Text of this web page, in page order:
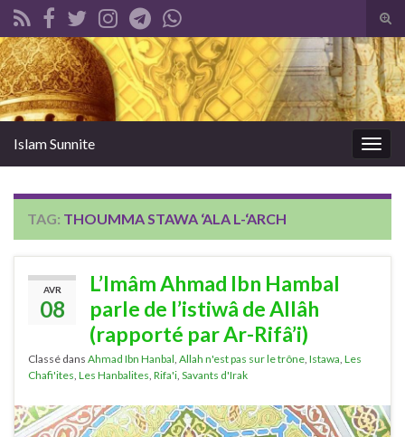
Search for:
Islam Sunnite
TAG: THOUMMA STAWA ‘ALA L-‘ARCH
AVR
08
L’Imâm Ahmad Ibn Hambal
parle de l’istiwâ de Allâh
(rapporté par Ar-Rifâ’i)
Classé dans Ahmad Ibn Hanbal Allah n'est pas sur le trône Istawa Les
Chafi'ites Les Hanbalites Rifa'i Savants d'Irak